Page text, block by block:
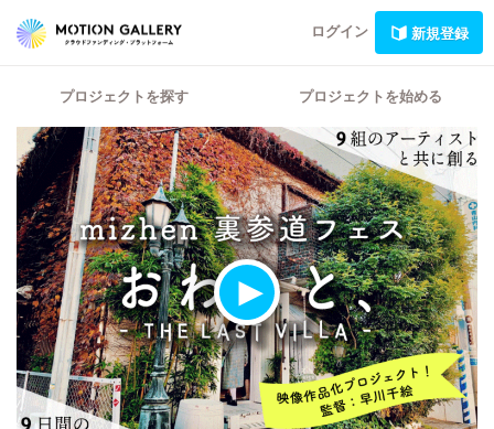
ログイン 新規登録
プロジェクトを探す プロジェクトを始める